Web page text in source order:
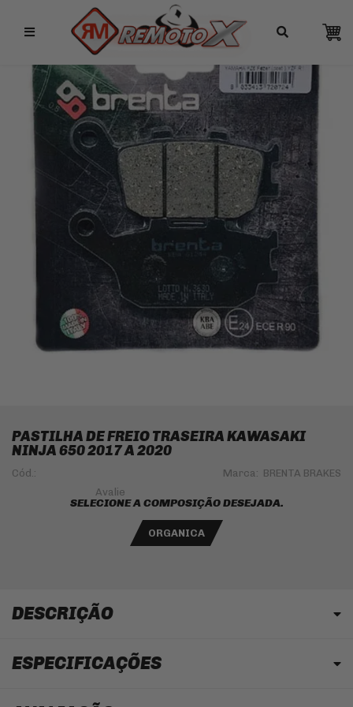
Remotox
10% OFF NO PIX
PASTILHA DE FREIO TRASEIRA KAWASAKI
NINJA 650 2017 A 2020
Cód.: Marca: BRENTA BRAKES
SELECIONE A COMPOSIÇÃO DESEJADA.
ORGANICA
DESCRIÇÃO
ESPECIFICAÇÕES